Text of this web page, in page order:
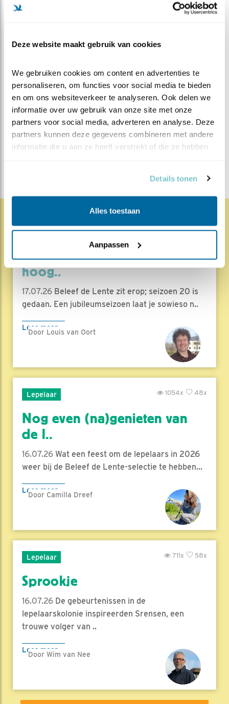
Deze website maakt gebruik van cookies
We gebruiken cookies om content en advertenties te
personaliseren, om functies voor social media te bieden
en om ons websiteverkeer te analyseren. Ook delen we
informatie over uw gebruik van onze site met onze
partners voor social media, adverteren en analyse. Deze
partners kunnen deze gegevens combineren met andere
informatie die u aan ze heeft verstrekt of die ze hebben
Details tonen
Alles toestaan
Aanpassen
Vind ik leuk
Bewaar deze blog
MEER OVER
Steenuil
Alle Beleef de
Lente blogs
Natuur en Vogels 68x
1840x
Herleef de Lente: de vele
hoog..
17.07.26 Beleef de Lente zit erop; seizoen 20 is
gedaan. Een jubileumseizoen laat je sowieso n..
Lees meer
Door Louis van Oort
Lepelaar 48x
1054x
Nog even (na)genieten van
de l..
16.07.26 Wat een feest om de lepelaars in 2026
weer bij de Beleef de Lente-selectie te hebben...
Lees meer
Door Camilla Dreef
Lepelaar 58x
711x
Sprookje
16.07.26 De gebeurtenissen in de
lepelaarskolonie inspireerden Srensen, een
trouwe volger van ..
Lees meer
Door Wim van Nee